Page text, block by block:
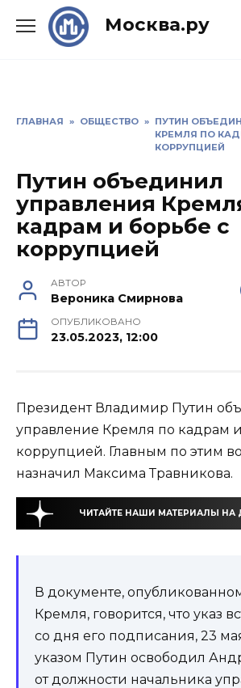
Москва.ру
ГЛАВНАЯ » ОБЩЕСТВО » ПУТИН
КРЕМЛЯ ПО
КОРРУПЦИЕЙ
Путин объединил
управления
кадрам и борьбе с
коррупцией
АВТОР
Вероника Смирнова
ОПУБЛИКОВАНО
23.05.2023, 12:00
Президент Владимир Путин
управление Кремля по кадрам
коррупцией. Главным по этим
назначил Максима Травникова.
ЧИТАЙТЕ НАШИ МАТЕРИАЛЫ НА
В документе,
Кремля, говорится, что указ
со дня его подписания, 23
указом Путин освободил
от должности начальника